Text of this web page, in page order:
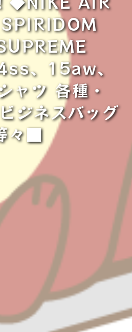
、15aw、
ャツ 各種・
ジネスバッグ
々■